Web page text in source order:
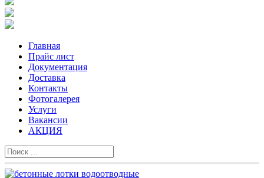
Главная
Прайс лист
Документация
Доставка
Контакты
Фотогалерея
Услуги
Вакансии
АКЦИЯ